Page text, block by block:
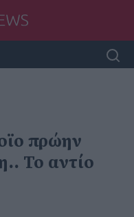
πρώην
Το αντίο